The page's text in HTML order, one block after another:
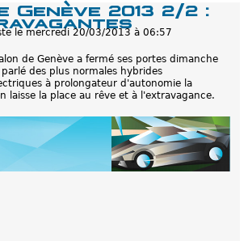
Genève 2013 2/2 :
le mercredi 20/03/2013 à 06:57
de Genève a fermé ses portes dimanche
des plus normales hybrides
à prolongateur d'autonomie la
laisse la place au rêve et à l'extravagance.